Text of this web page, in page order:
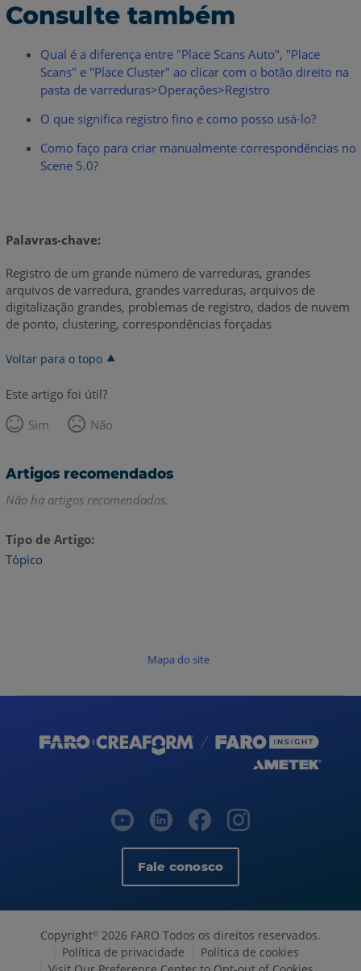
Consulte também
Qual é a diferença entre "Place Scans Auto", "Place
Scans" e "Place Cluster" ao clicar com o botão direito na
pasta de varreduras>Operações>Registro
O que significa registro fino e como posso usá-lo?
Como faço para criar manualmente correspondências no
Scene 5.0?
Palavras-chave:
Registro de um grande número de varreduras, grandes
arquivos de varredura, grandes varreduras, arquivos de
digitalização grandes, problemas de registro, dados de nuvem
de ponto, clustering, correspondências forçadas
Voltar para o topo
Este artigo foi útil?
Sim
Não
Artigos recomendados
Não há artigos recomendados.
Tipo de Artigo
Tópico
Mapa do site
Fale conosco
Copyright© 2026 FARO Todos os direitos reservados.
Política de privacidade
Política de cookies